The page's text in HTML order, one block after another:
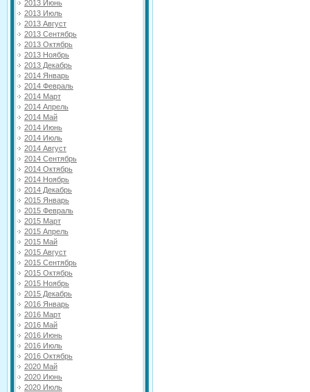
2013 Июнь
2013 Июль
2013 Август
2013 Сентябрь
2013 Октябрь
2013 Ноябрь
2013 Декабрь
2014 Январь
2014 Февраль
2014 Март
2014 Апрель
2014 Май
2014 Июнь
2014 Июль
2014 Август
2014 Сентябрь
2014 Октябрь
2014 Ноябрь
2014 Декабрь
2015 Январь
2015 Февраль
2015 Март
2015 Апрель
2015 Май
2015 Август
2015 Сентябрь
2015 Октябрь
2015 Ноябрь
2015 Декабрь
2016 Январь
2016 Март
2016 Май
2016 Июнь
2016 Июль
2016 Октябрь
2020 Май
2020 Июнь
2020 Июль